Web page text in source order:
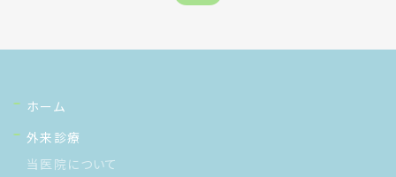
ホーム
外来診療
当医院について